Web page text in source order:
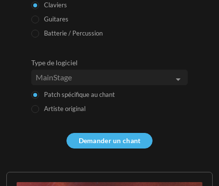
Claviers
Guitares
Batterie / Percussion
Type de logiciel
Patch spécifique au chant
Artiste original
Demander un chant